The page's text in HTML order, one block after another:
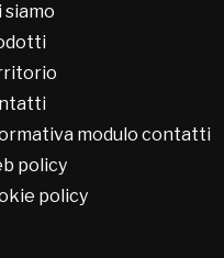
siamo
modulo contatti
policy
policy